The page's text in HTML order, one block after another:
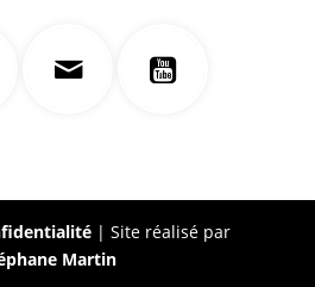
| Site réalisé par
Martin